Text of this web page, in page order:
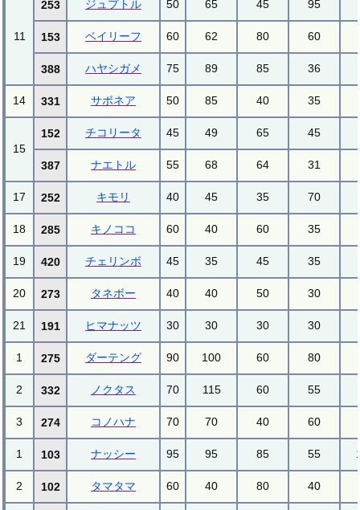
11
253 ジュプトル 50 65 45 95
153 ベイリーフ 60 62 80 60
388 ハヤシガメ 75 89 85 36
14 331 サボネア 50 85 40 35
15
152 チコリータ 45 49 65 45
387 ナエトル 55 68 64 31
17 252 キモリ 40 45 35 70
18 285 キノココ 60 40 60 35
19 420 チェリンボ 45 35 45 35
20 273 タネボー 40 40 50 30
21 191 ヒマナッツ 30 30 30 30
1 275 ダーテング 90 100 60 80
2 332 ノクタス 70 115 60 55
3 274 コノハナ 70 70 40 60
1 103 ナッシー 95 95 85 55
2 102 タマタマ 60 40 80 40